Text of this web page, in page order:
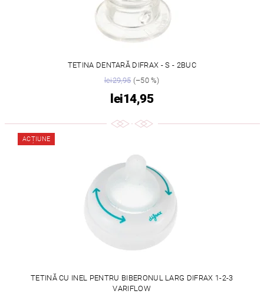
TETINA DENTARĂ DIFRAX - S - 2BUC
lei29,95(–50 %)
lei14,95
ACȚIUNE
TETINĂ CU INEL PENTRU BIBERONUL LARG DIFRAX 1-2-3
VARIFLOW